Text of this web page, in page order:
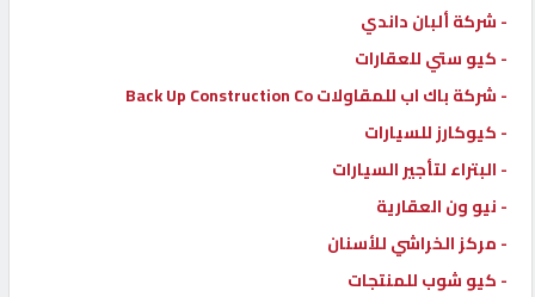
الدليل
القطري
POWERED
QHOST
- شركة ألبان داندي
- كيو ستي للعقارات
- شركة باك اب للمقاولات Back Up Construction Co
- كيوكارز للسيارات
- البتراء لتأجير السيارات
- نيو ون العقارية
- مركز الخراشي للأسنان
- كيو شوب للمنتجات